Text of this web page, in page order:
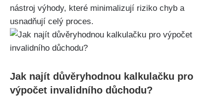
nástroj výhody, které minimalizují riziko chyb a
usnadňují celý proces.
Jak najít důvěryhodnou kalkulačku pro
výpočet invalidního důchodu?